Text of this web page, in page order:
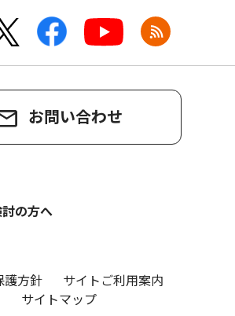
お問い合わせ
の方へ
護方針
サイトご利用案内
サイトマップ